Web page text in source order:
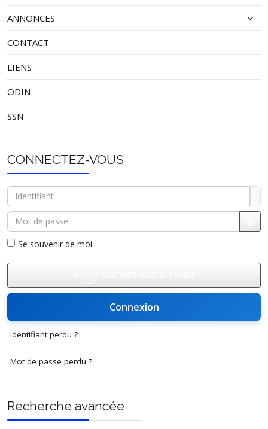
ANNONCES
CONTACT
LIENS
ODIN
SSN
CONNECTEZ-VOUS
Identifiant
Mot de passe
Se souvenir de moi
Connexion
Identifiant perdu ?
Mot de passe perdu ?
Recherche avancée